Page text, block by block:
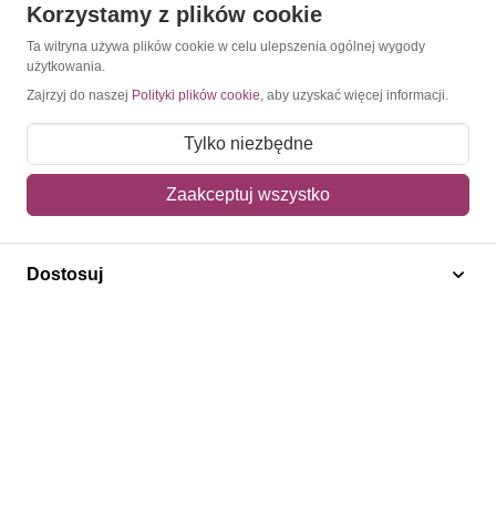
Monako 2003 Mi 2662 Czyste **
6,50 zł
Dodaj do koszyka
Korzystamy z plików cookie
Ta witryna używa plików cookie w celu ulepszenia ogólnej wygody
użytkowania.
Zajrzyj do naszej Polityki plików cookie, aby uzyskać więcej informacji.
Tylko niezbędne
Zaakceptuj wszystko
Dostosuj